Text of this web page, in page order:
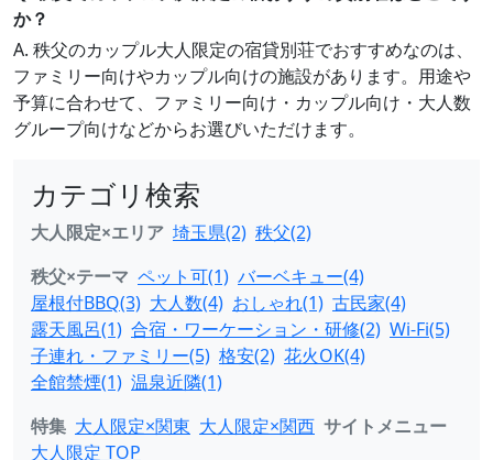
か？
A. 秩父のカップル大人限定の宿貸別荘でおすすめなのは、
ファミリー向けやカップル向けの施設があります。用途や
予算に合わせて、ファミリー向け・カップル向け・大人数
グループ向けなどからお選びいただけます。
カテゴリ検索
大人限定×エリア 埼玉県(2) 秩父(2)
秩父×テーマ ペット可(1) バーベキュー(4)
屋根付BBQ(3) 大人数(4) おしゃれ(1) 古民家(4)
露天風呂(1) 合宿・ワーケーション・研修(2) Wi-Fi(5)
子連れ・ファミリー(5) 格安(2) 花火OK(4)
全館禁煙(1) 温泉近隣(1)
特集 大人限定×関東 大人限定×関西 サイトメニュー
大人限定 TOP